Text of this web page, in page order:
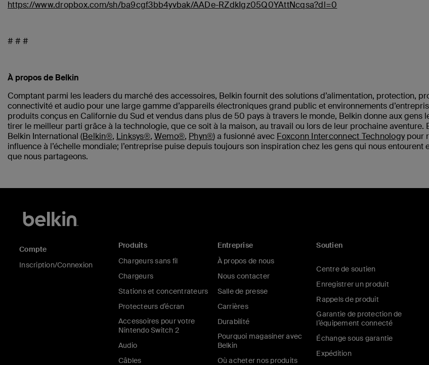
https://www.dropbox.com/sh/ba9cgf3bb4yvbak/AADe-RZdkIgz05Q0YAttNcqsa?dl=0
# # #
À propos de Belkin
Comptant parmi les leaders du marché des accessoires, Belkin fournit des solutions d’alimentation, protection,
connectivité et audio pour une large gamme d’appareils électroniques grand public et environnements
produits conçus en Californie du Sud et vendus dans plus de 50 pays à travers le monde, Belkin donne aux gens
tirer le meilleur parti grâce à la technologie, que ce soit à la maison, au travail ou lors de leur prochaine aventure.
Belkin International (Belkin®, Linksys®, Wemo®, Phyn®) a fusionné avec Foxconn Interconnect Technologypour
influence à l’échelle mondiale; l’entreprise puise depuis toujours son inspiration chez les gens qui nous entourent
que nous partageons.
Compte
Inscription/Connexion
Produits
Chargeurs sans fil
Chargeurs
Stations et concentrateurs
Protecteurs d’écran
Accessoires pour votre
Nintendo Switch 2
Audio
Câbles
Entreprise
À propos de nous
Nous contacter
Salle de presse
Carrières
Durabilité
Pourquoi magasiner avec
Belkin
Où acheter nos produits
Soutien
Centre de soutien
Enregistrer un produit
Rappels de produit
Garantie de protection de
l’équipement connecté
Échange sous garantie
Expédition